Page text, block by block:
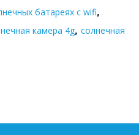
батареях с wifi,
камера 4g, солнечная